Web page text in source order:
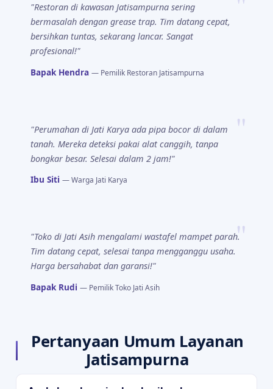
"Restoran di kawasan Jatisampurna sering
bermasalah dengan grease trap. Tim datang cepat,
bersihkan tuntas, sekarang lancar. Sangat
profesional!"
Bapak Hendra — Pemilik Restoran Jatisampurna
"Perumahan di Jati Karya ada pipa bocor di dalam
tanah. Mereka deteksi pakai alat canggih, tanpa
bongkar besar. Selesai dalam 2 jam!"
Ibu Siti — Warga Jati Karya
"Toko di Jati Asih mengalami wastafel mampet parah.
Tim datang cepat, selesai tanpa mengganggu usaha.
Harga bersahabat dan garansi!"
Bapak Rudi — Pemilik Toko Jati Asih
Pertanyaan Umum Layanan
Jatisampurna